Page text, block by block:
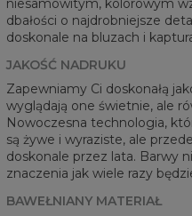
niesamowitym, kolorowym
dbałości o najdrobniejsze
doskonale na bluzach i
JAKOŚĆ NADRUKU
Zapewniamy Ci doskonałą
wyglądają one świetnie, ale
Nowoczesna technologia,
są żywe i wyraziste, ale
doskonale przez lata. Barwy
znaczenia jak wiele razy
BAWEŁNIANY MATERIAŁ